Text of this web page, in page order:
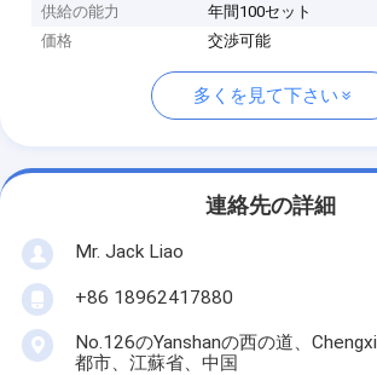
供給の能力
年間100セット
価格
交渉可能
多くを見て下さい
連絡先の詳細
Mr. Jack Liao
+86 18962417880
No.126のYanshanの西の道、
都市、江蘇省、中国